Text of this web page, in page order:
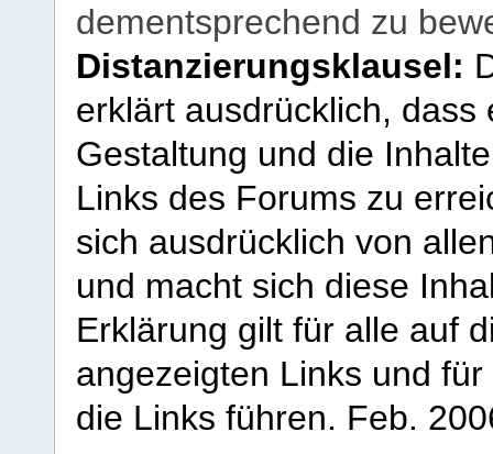
dementsprechend zu
Distanzierungsklausel:
erklärt ausdrücklich,
Gestaltung und die
Links des Forums zu
sich ausdrücklich von
und macht sich diese
Erklärung gilt für alle auf
angezeigten Links und
die Links führen. Feb.